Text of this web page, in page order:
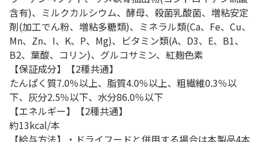
含有)、ミルクカルシウム、酵母、殺菌乳酸菌、増粘安定
剤(加工でん粉、増粘多糖類)、ミネラル類(Ca、Fe、Cu、
Mn、Zn、I、K、P、Mg)、ビタミン類(A、D3、E、B1、
B2、葉酸、コリン)、グルコサミン、紅麹色素
【保証成分】【2種共通】
たんぱく質7.0％以上、脂質4.0％以上、粗繊維0.3％以
下、灰分2.5％以下、水分86.0％以下
【エネルギー】【2種共通】
約13kcal/本
【給与方法】・ドライフードと併用する場合は本製品4本